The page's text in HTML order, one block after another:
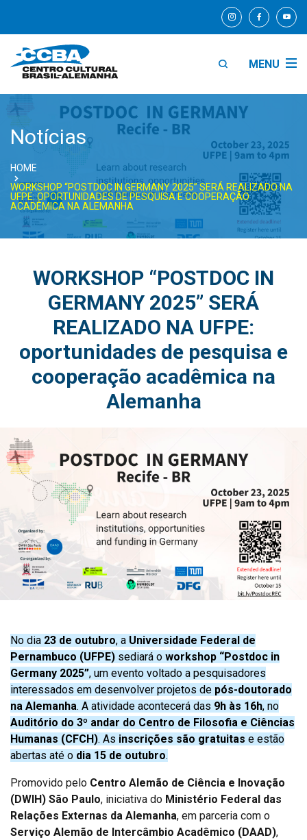
MENU
Notícias
HOME
WORKSHOP “POSTDOC IN GERMANY 2025” SERÁ REALIZADO NA
UFPE: OPORTUNIDADES DE PESQUISA E COOPERAÇÃO
ACADÊMICA NA ALEMANHA
WORKSHOP “POSTDOC IN
GERMANY 2025” SERÁ
REALIZADO NA UFPE:
oportunidades de pesquisa e
cooperação acadêmica na
Alemanha
No dia 23 de outubro, a Universidade Federal de
Pernambuco (UFPE) sediará o workshop “Postdoc in
Germany 2025”, um evento voltado a pesquisadores
interessados em desenvolver projetos de pós-doutorado
na Alemanha. A atividade acontecerá das 9h às 16h, no
Auditório do 3º andar do Centro de Filosofia e Ciências
Humanas (CFCH). As inscrições são gratuitas e estão
abertas até o dia 15 de outubro.
Promovido pelo Centro Alemão de Ciência e Inovação
(DWIH) São Paulo, iniciativa do Ministério Federal das
Relações Externas da Alemanha, em parceria com o
Serviço Alemão de Intercâmbio Acadêmico (DAAD),